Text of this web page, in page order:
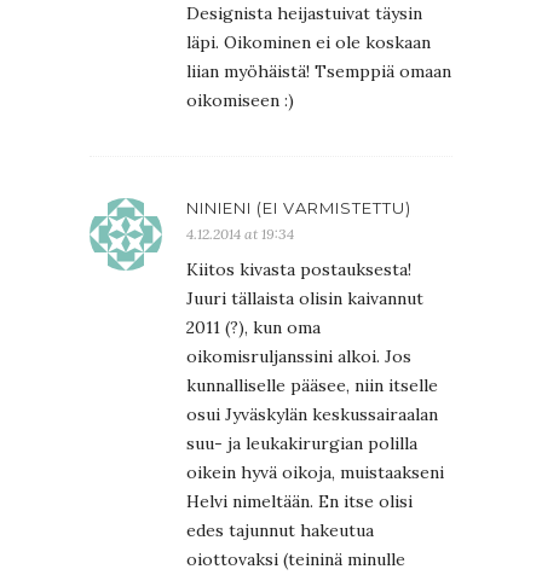
Designista heijastuivat täysin
läpi. Oikominen ei ole koskaan
liian myöhäistä! Tsemppiä omaan
oikomiseen :)
NINIENI (EI VARMISTETTU)
4.12.2014 at 19:34
Kiitos kivasta postauksesta!
Juuri tällaista olisin kaivannut
2011 (?), kun oma
oikomisruljanssini alkoi. Jos
kunnalliselle pääsee, niin itselle
osui Jyväskylän keskussairaalan
suu- ja leukakirurgian polilla
oikein hyvä oikoja, muistaakseni
Helvi nimeltään. En itse olisi
edes tajunnut hakeutua
oiottovaksi (teininä minulle